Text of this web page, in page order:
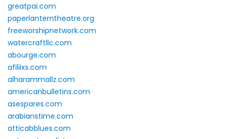
greatpai.com
paperlanterntheatre.org
freeworshipnetwork.com
watercraftllc.com
abourge.com
afiliixs.com
alharammallz.com
americanbulletins.com
asespares.com
arabianstime.com
atticabblues.com